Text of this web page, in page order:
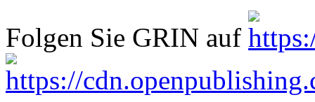
Folgen Sie GRIN auf